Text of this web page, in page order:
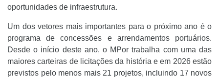
oportunidades de infraestrutura.
Um dos vetores mais importantes para o próximo ano é o
programa de concessões e arrendamentos portuários.
Desde o início deste ano, o MPor trabalha com uma das
maiores carteiras de licitações da história e em 2026 estão
previstos pelo menos mais 21 projetos, incluindo 17 novos